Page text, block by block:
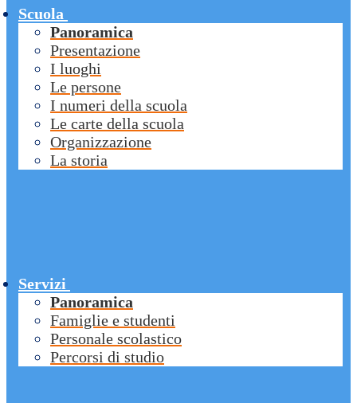
Scuola
Panoramica
Presentazione
I luoghi
Le persone
I numeri della scuola
Le carte della scuola
Organizzazione
La storia
Servizi
Panoramica
Famiglie e studenti
Personale scolastico
Percorsi di studio